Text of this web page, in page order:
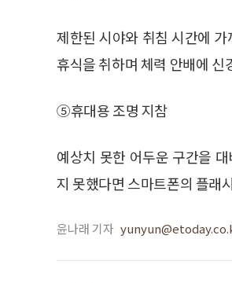
제한된 시야와 취침 시간에
휴식을 취하며 체력 안배에 신
⑤휴대용 조명 지참
예상치 못한 어두운 구간을
지 못했다면 스마트폰의 플래
윤나래 기자